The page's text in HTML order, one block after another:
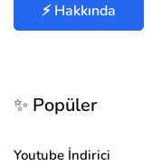
⚡ Hakkında
✨ Popüler
Youtube İndirici